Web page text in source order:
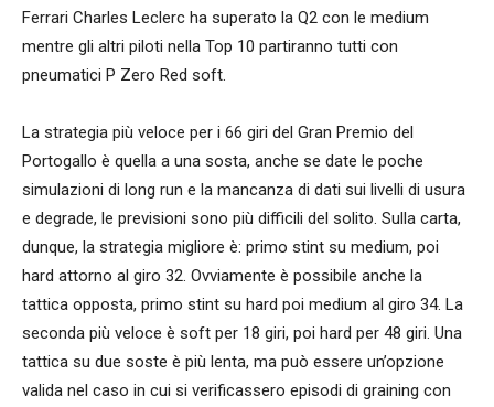
Ferrari Charles Leclerc ha superato la Q2 con le medium
mentre gli altri piloti nella Top 10 partiranno tutti con
pneumatici P Zero Red soft.
La strategia più veloce per i 66 giri del Gran Premio del
Portogallo è quella a una sosta, anche se date le poche
simulazioni di long run e la mancanza di dati sui livelli di usura
e degrade, le previsioni sono più difficili del solito. Sulla carta,
dunque, la strategia migliore è: primo stint su medium, poi
hard attorno al giro 32. Ovviamente è possibile anche la
tattica opposta, primo stint su hard poi medium al giro 34. La
seconda più veloce è soft per 18 giri, poi hard per 48 giri. Una
tattica su due soste è più lenta, ma può essere un’opzione
valida nel caso in cui si verificassero episodi di graining con